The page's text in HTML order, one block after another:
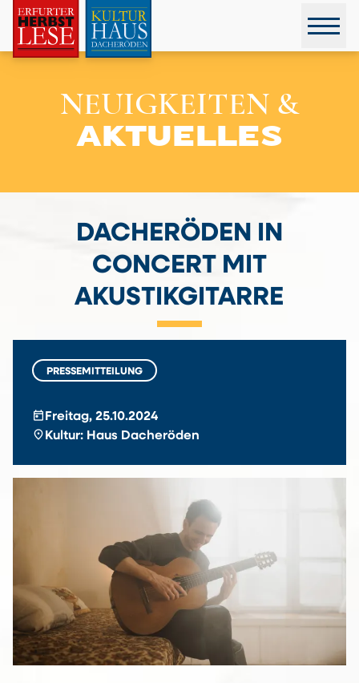
NEUIGKEITEN &
AKTUELLES
DACHERÖDEN IN
CONCERT MIT
AKUSTIKGITARRE
PRESSEMITTEILUNG
today Freitag, 25.10.2024
location_on Kultur: Haus Dacheröden